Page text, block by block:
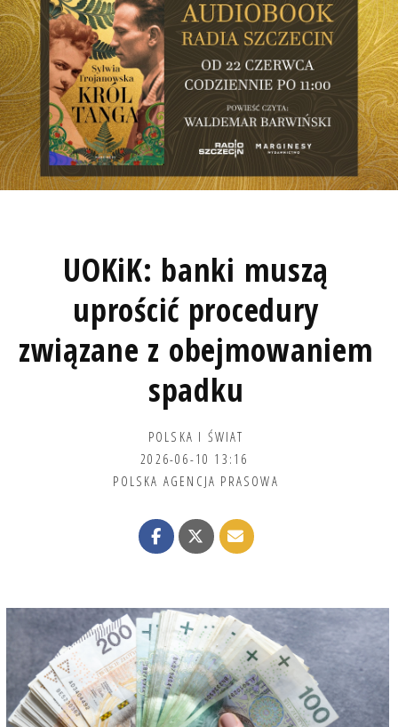
UOKiK: banki muszą
uprościć procedury
związane z obejmowaniem
spadku
POLSKA I ŚWIAT
2026-06-10 13:16
POLSKA AGENCJA PRASOWA